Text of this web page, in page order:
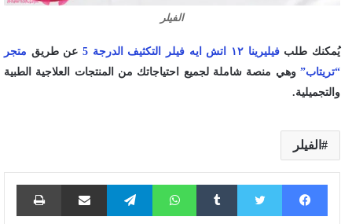
الفيلر
يُمكنك طلبفيليرينا ١٢ اتش ايه فيلر التكثيف الدرجة 5 عن طريق متجر
“تريتاب” وهي منصة شاملة لجميع احتياجاتك من المنتجات العلاجية الطبية
والتجميلية.
الفيلر
فيسبوك تويتر واتساب تيلقرام مشاركة عبر البريد